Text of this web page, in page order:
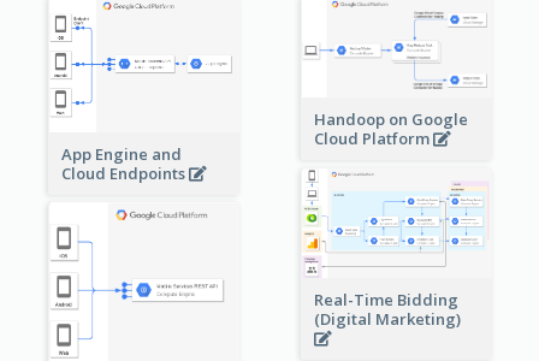
App Engine and
Cloud Endpoints
Handoop on Google
Cloud Platform
Real-Time Bidding
(Digital Marketing)